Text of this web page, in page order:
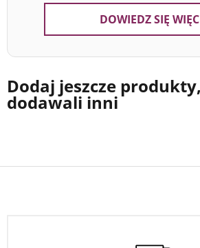
DOWIEDZ SIĘ
Dodaj jeszcze
dodawali inni